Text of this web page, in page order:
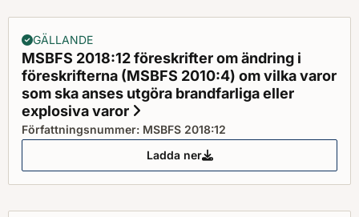
GÄLLANDE
MSBFS 2018:12 föreskrifter om ändring i
föreskrifterna (MSBFS 2010:4) om vilka varor
som ska anses utgöra brandfarliga eller
explosiva varor
Författningsnummer: MSBFS 2018:12
Ladda ner
MSBFS 2018:12 föreskrifter